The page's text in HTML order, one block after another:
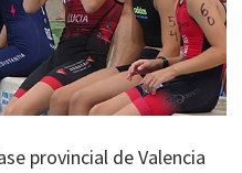
provincial de Valencia